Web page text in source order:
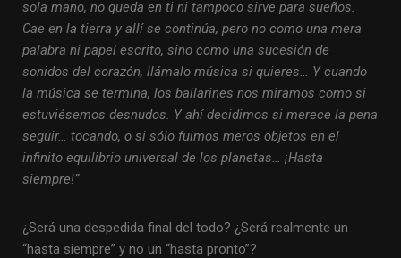
sola mano, no queda en ti ni tampoco sirve para sueños.
Cae en la tierra y allí se continúa, pero no como una mera
palabra ni papel escrito, sino como una sucesión de
sonidos del corazón, llámalo música si quieres… Y cuando
la música se termina, los bailarines nos miramos como si
estuviésemos desnudos. Y ahí decidimos si merece la pena
seguir… tocando, o si sólo fuimos meros objetos en el
infinito equilibrio universal de los planetas… ¡Hasta
siempre!”
¿Será una despedida final del todo? ¿Será realmente un
“hasta siempre” y no un “hasta pronto”?